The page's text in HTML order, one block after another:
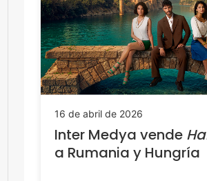
16 de abril de 2026
Inter Medya vende
a Rumania y Hungría